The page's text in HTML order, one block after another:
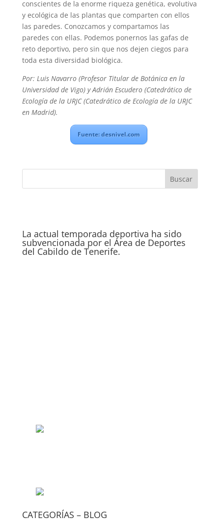
conscientes de la enorme riqueza genética, evolutiva
y ecológica de las plantas que comparten con ellos
las paredes. Conozcamos y compartamos las
paredes con ellas. Podemos ponernos las gafas de
reto deportivo, pero sin que nos dejen ciegos para
toda esta diversidad biológica.
Por: Luis Navarro (Profesor Titular de Botánica en la
Universidad de Vigo) y Adrián Escudero (Catedrático de
Ecología de la URJC (Catedrático de Ecología de la URJC
en Madrid).
Fuente: desnivel.com
La actual temporada deportiva ha sido
subvencionada por el Área de Deportes
del Cabildo de Tenerife.
CATEGORÍAS – BLOG